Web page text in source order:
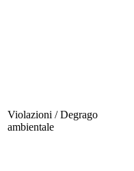
Violazioni / Degrago
ambientale